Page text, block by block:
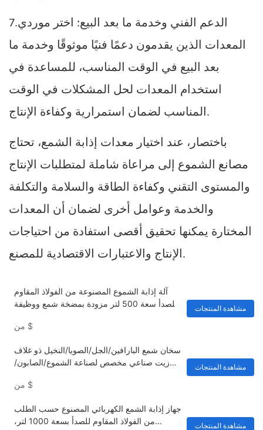
7.الدعم الفني وخدمة ما بعد البيع: اختر موردي
المعدات الذين يقدمون دعمًا فنيًا موثوقًا وخدمة ما
بعد البيع في الوقت المناسب، للمساعدة في
استخدام المعدات لحل المشكلات في الوقت
المناسب لضمان استمرارية وكفاءة الإنتاج.
باختصار، عند اختيار معدات إذابة الشمع، تحتاج
مصانع الشموع إلى مراعاة شاملة لمتطلبات الإنتاج
والمستوى التقني وكفاءة الطاقة والسلامة والتكلفة
والخدمة وعوامل أخرى لضمان أن المعدات
المختارة يمكنها تحقيق أقصى استفادة من احتياجات
الإنتاج والاعتبارات الاقتصادية للمصنع.
آلة إذابة الشموع المصنوعة من الفولاذ المقاوم
للصدأ سعة 500 لتر مزودة بمضخة شمع ووظيفة
$
مشاهدة المنتجات
سخان شمع البارافين/الجل/الصويا/النخيل ذو غلاف
زيت صناعي مخصص لصناعة الشموع/الصابون/
$
مشاهدة المنتجات
جهاز إذابة الشمع الكهربائي المصنوع حسب الطلب
من الفولاذ المقاوم للصدأ بسعة 1000 لتر،
مشاهدة المنتجات